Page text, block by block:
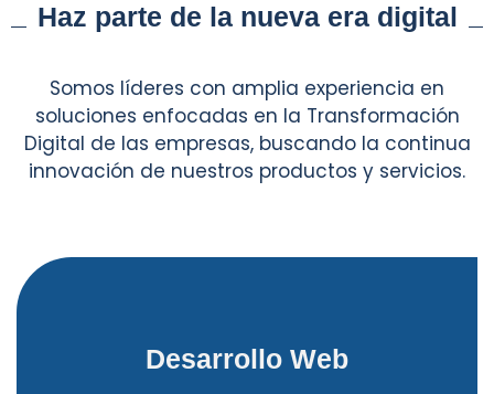
Haz parte de la nueva era digital
Somos líderes con amplia experiencia en
soluciones enfocadas en la Transformación
Digital de las empresas, buscando la continua
innovación de nuestros productos y servicios.
Desarrollo Web